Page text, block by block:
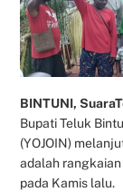
BINTUNI,
Bupati Teluk
(YOJOIN)
adalah
pada Kamis lalu.